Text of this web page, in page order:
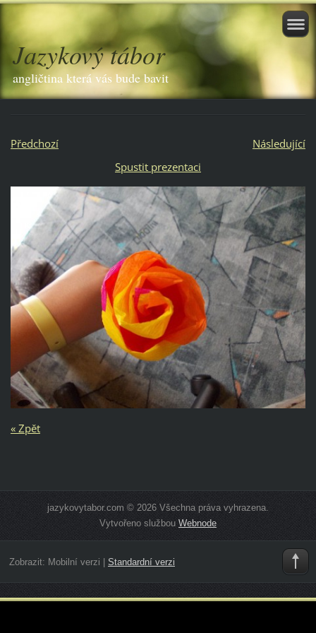
Jazykový tábor
angličtina která vás bude bavit
Předchozí
Následující
Spustit prezentaci
« Zpět
jazykovytabor.com © 2026 Všechna práva vyhrazena.
Vytvořeno službouWebnode
Zobrazit: Mobilní verzi Standardní verzi